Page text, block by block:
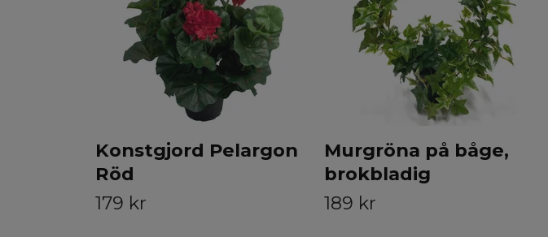
Konstgjord Pelargon
Röd
179 kr
Murgröna på båge,
brokbladig
189 kr